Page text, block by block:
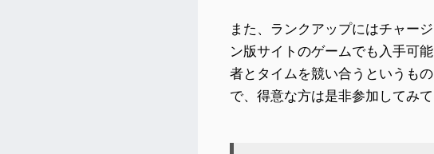
また、ランクアップにはチャー
ン版サイトのゲームでも入手可
者とタイムを競い合うというも
で、得意な方は是非参加してみて